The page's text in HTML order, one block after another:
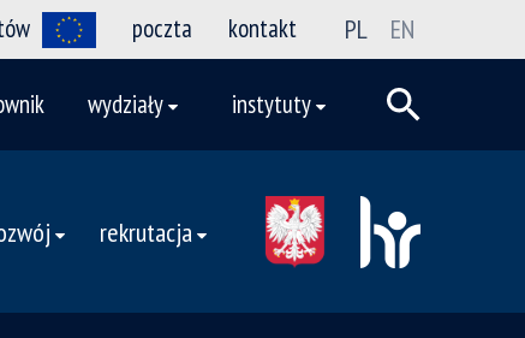
poczta kontakt PL EN
wydziały instytuty
rekrutacja